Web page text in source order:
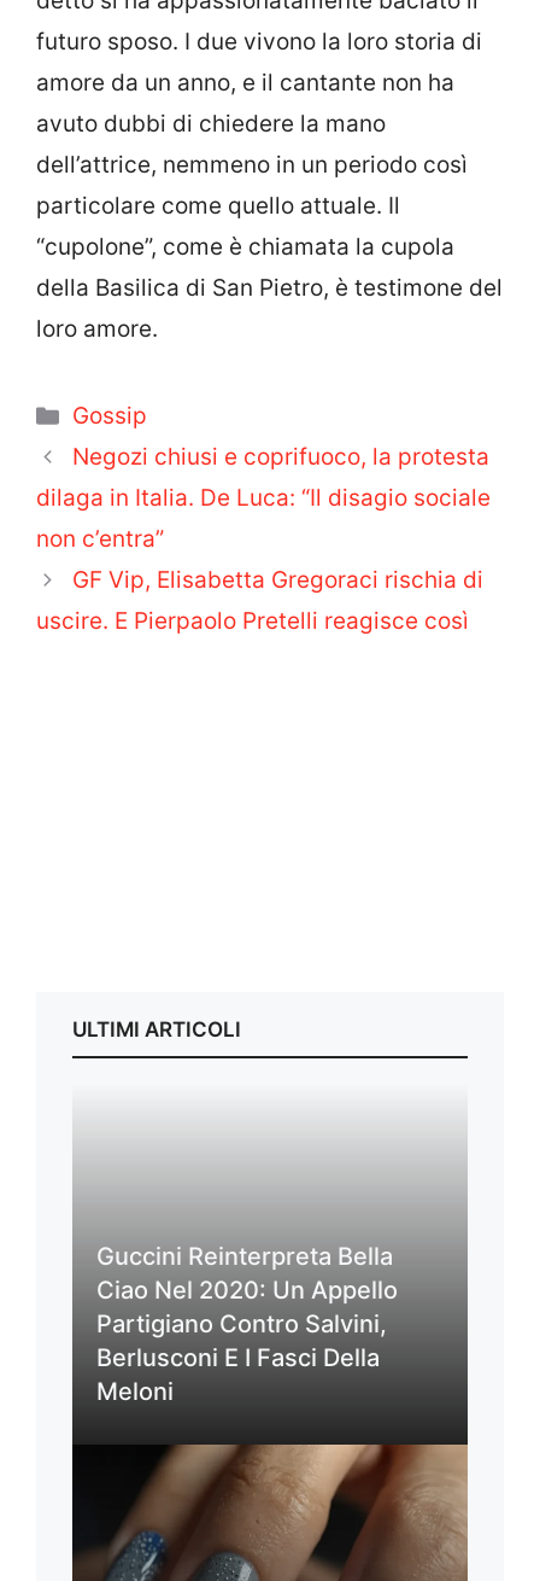
futuro sposo. I due vivono la loro storia di
amore da un anno, e il cantante non ha
avuto dubbi di chiedere la mano
dell’attrice, nemmeno in un periodo così
particolare come quello attuale. Il
“cupolone”, come è chiamata la cupola
della Basilica di San Pietro, è testimone del
loro amore.
Categorie
Gossip
Negozi chiusi e coprifuoco, la protesta
dilaga in Italia. De Luca: “Il disagio sociale
non c’entra”
GF Vip, Elisabetta Gregoraci rischia di
uscire. E Pierpaolo Pretelli reagisce così
ULTIMI ARTICOLI
Guccini Reinterpreta Bella
Ciao Nel 2020: Un Appello
Partigiano Contro Salvini,
Berlusconi E I Fasci Della
Meloni